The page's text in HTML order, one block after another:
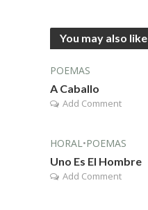
You may also like
POEMAS
A Caballo
Add Comment
HORAL •POEMAS
Uno Es El Hombre
Add Comment